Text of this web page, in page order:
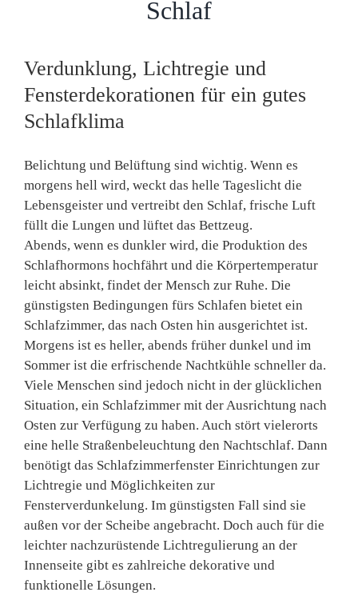
Schlaf
Verdunklung, Lichtregie und
Fensterdekorationen für ein gutes
Schlafklima
Belichtung und Belüftung sind wichtig. Wenn es
morgens hell wird, weckt das helle Tageslicht die
Lebensgeister und vertreibt den Schlaf, frische Luft
füllt die Lungen und lüftet das Bettzeug.
Abends, wenn es dunkler wird, die Produktion des
Schlafhormons hochfährt und die Körpertemperatur
leicht absinkt, findet der Mensch zur Ruhe. Die
günstigsten Bedingungen fürs Schlafen bietet ein
Schlafzimmer, das nach Osten hin ausgerichtet ist.
Morgens ist es heller, abends früher dunkel und im
Sommer ist die erfrischende Nachtkühle schneller da.
Viele Menschen sind jedoch nicht in der glücklichen
Situation, ein Schlafzimmer mit der Ausrichtung nach
Osten zur Verfügung zu haben. Auch stört vielerorts
eine helle Straßenbeleuchtung den Nachtschlaf. Dann
benötigt das Schlafzimmerfenster Einrichtungen zur
Lichtregie und Möglichkeiten zur
Fensterverdunkelung. Im günstigsten Fall sind sie
außen vor der Scheibe angebracht. Doch auch für die
leichter nachzurüstende Lichtregulierung an der
Innenseite gibt es zahlreiche dekorative und
funktionelle Lösungen.